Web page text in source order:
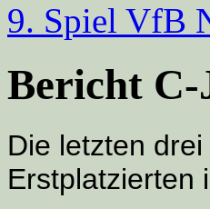
9. Spiel VfB
Bericht C-
Die letzten
Erstplatzierten